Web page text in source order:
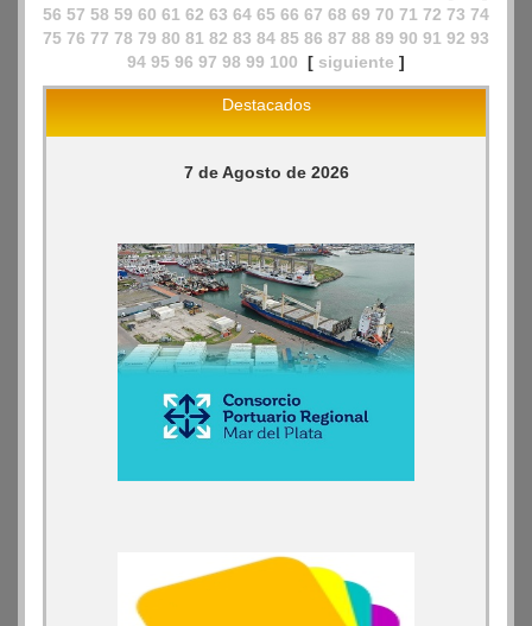
56 57 58 59 60 61 62 63 64 65 66 67 68 69 70 71 72 73 74
75 76 77 78 79 80 81 82 83 84 85 86 87 88 89 90 91 92 93
94 95 96 97 98 99 100 [ siguiente ]
Destacados
7 de Agosto de 2026